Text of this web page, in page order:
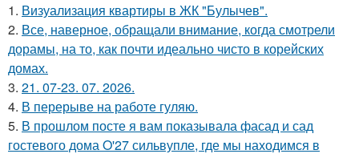
1. Визуализация квартиры в ЖК "Булычев".
2. Все, наверное, обращали внимание, когда смотрели
дорамы, на то, как почти идеально чисто в корейских
домах.
3. 21. 07-23. 07. 2026.
4. В перерыве на работе гуляю.
5. В прошлом посте я вам показывала фасад и сад
гостевого дома O'27 сильвупле, где мы находимся в